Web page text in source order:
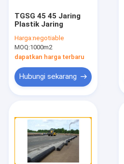
TGSG 45 45 Jaring
Plastik Jaring
Harga:negotiable
MOQ:1000m2
dapatkan harga terbaru
Hubungi sekarang